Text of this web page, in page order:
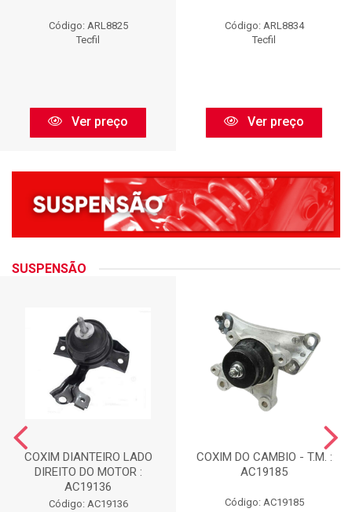
Código: ARL8825
Tecfil
Ver preço
Código: ARL8834
Tecfil
Ver preço
SUSPENSÃO
COXIM DIANTEIRO LADO
DIREITO DO MOTOR :
AC19136
Código: AC19136
COXIM DO CAMBIO - T.M. :
AC19185
Código: AC19185